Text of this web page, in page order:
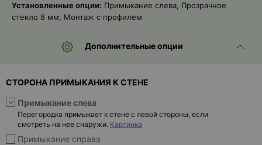
Помошь
Установленные опции: Примыкание слева, Прозрачное
стекло 8 мм, Монтаж с профилем
Дополнительные опции
СТОРОНА ПРИМЫКАНИЯ К СТЕНЕ
Примыкание слева
Перегородка примыкает к стене с левой стороны, если
смотреть на нее снаружи. Картинка
Примыкание справа